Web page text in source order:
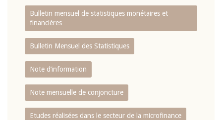
Bulletin mensuel de statistiques monétaires et
financières
Bulletin Mensuel des Statistiques
Note d’information
Note mensuelle de conjoncture
Etudes réalisées dans le secteur de la microfinance